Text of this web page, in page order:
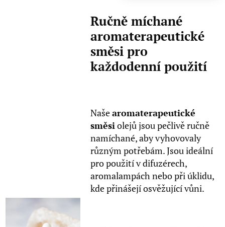
Ručně míchané
aromaterapeutické
směsi pro
každodenní použití
Našearomaterapeutické
směsiolejů jsou pečlivě ručně
namíchané, aby vyhovovaly
různým potřebám. Jsou ideální
pro použití v difuzérech,
aromalampách nebo při úklidu,
kde přinášejí osvěžující vůni.